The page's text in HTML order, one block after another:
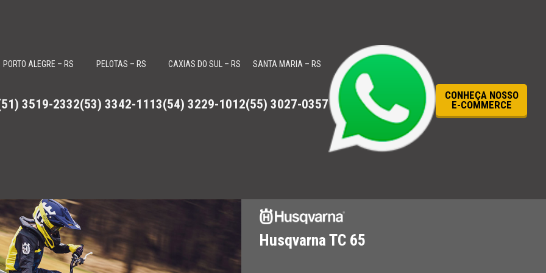
PORTO ALEGRE – RS
3519-2332
PELOTAS – RS
(53) 3342-1113
CAXIAS DO SUL – RS
(54) 3229-1012
SANTA MARIA – RS
(55) 3027-0357
CONHEÇA NOSSO
E-COMMERCE
Husqvarna TC 65